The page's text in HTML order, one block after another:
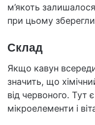
м’якоть
при цьому
Склад
Якщо кавун
значить, що
від червоного. Тут
мікроелементи і